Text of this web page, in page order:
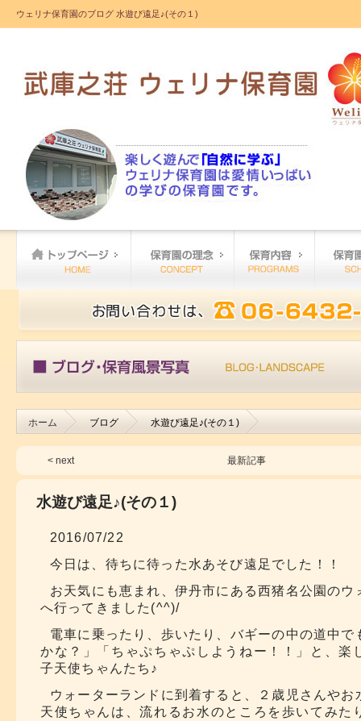
ウェリナ保育園のブログ 水遊び遠足♪(その１)
ホーム ブログ 水遊び遠足♪(その１)
< next 最新記事
水遊び遠足♪(その１)
2016/07/22
今日は、待ちに待った水あそび遠足でした！！
お天気にも恵まれ、伊丹市にある西猪名公園のウ
へ行ってきました(^^)/
電車に乗ったり、歩いたり、バギーの中の道中で
かな？」「ちゃぷちゃぷしようねー！！」と、楽
子天使ちゃんたち♪
ウォーターランドに到着すると、２歳児さんやお
天使ちゃんは、流れるお水のところを歩いてみた